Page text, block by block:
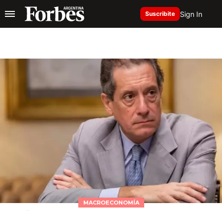
Suscribite Sign In
MACROECONOMÍA